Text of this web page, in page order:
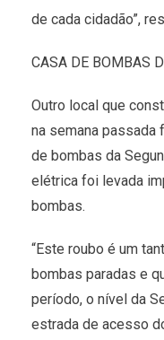
de cada cidadão”,
CASA DE BOMBAS
Outro local que
na semana passada
de bombas da
elétrica foi levada
bombas.
“Este roubo é um
bombas paradas e
período, o nível da
estrada de acesso